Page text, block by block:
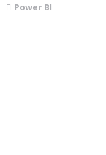
Power BI